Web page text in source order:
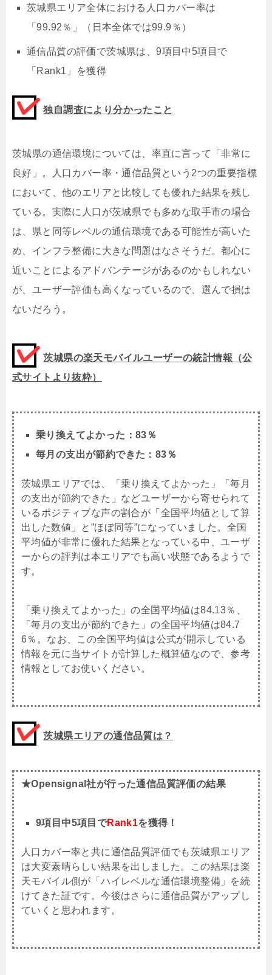
茨城県エリア全体における人口カバー率は
「99.92％」（日本全体では99.9％）
通信品質の評価で茨城県は、9項目中5項目で
「Rank1」を獲得
独自調査により分かったこと
茨城県の通信環境については、率直に言って「非常に
良好」。人口カバー率・通信品質という2つの重要指標
において、他のエリアと比較しても優れた結果を残し
ている。実際に人口が茨城県でも多めな取手市の場合
は、県と同等レベルの通信環境である可能性が高いた
め、インフラ整備に大きな問題はなさそうだ。都心に
近いことによるアドバンテージがあるのかもしれない
が、ユーザー評価も高くなっているので、選んで損は
ないだろう。
茨城県の楽天モバイルユーザーの統計情報（公
式サイトより抜粋）
乗り換えてよかった：83％
毎月の支出が節約できた：83％
茨城県エリアでは、「乗り換えてよかった」「毎月
の支出が節約できた」などユーザーから寄せられて
いるポジティブな声の割合が「全国平均値として算
出した数値」と”ほぼ同等”になっていました。全国
平均値が非常に優れた結果となっている中、ユーザ
ーからの評判は本エリアでも高い状態であるようで
す。
「乗り換えてよかった」の全国平均値は84.13％、
「毎月の支出が節約できた」の全国平均値は84.7
6％。なお、この全国平均値は公式が開示している
情報を元に当サイトが計算した概算値なので、参考
情報としてお使いください。
茨城県エリアの通信品質は？
★Opensignal社が行った通信品質評価の結果
9項目中5項目でRank1を獲得！
人口カバー率と共に通信品質評価でも茨城県エリア
は大変素晴らしい結果を出しました。この結果は楽
天モバイル側が「ハイレベルな通信環境整備」を続
けてきた証です。今後はさらに通信品質がアップし
ていくと思われます。